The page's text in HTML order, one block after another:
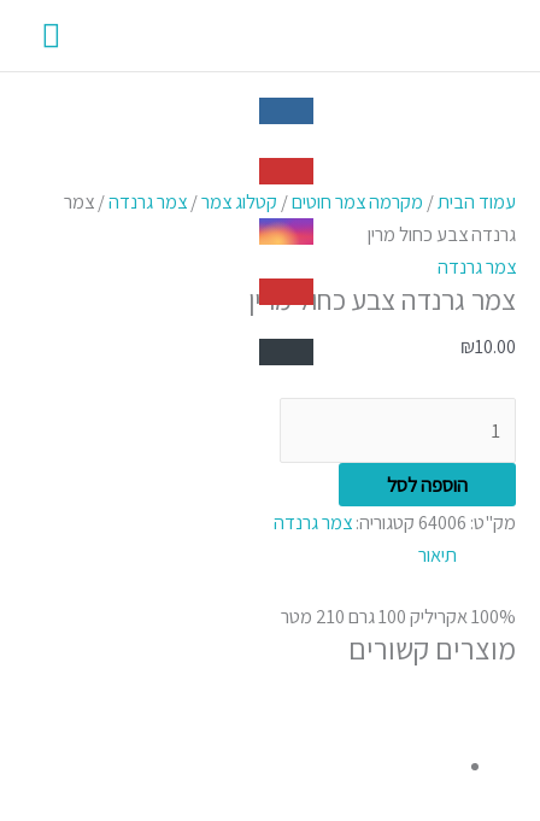
עמוד הבית/ מקרמה צמר חוטים/ קטלוג צמר/צמר גרנדה/ צמר
גרנדה צבע כחול מרין
צמר גרנדה
צמר גרנדה צבע כחול מרין
₪10.00
של
צמר
גרנדה
צבע
מרין
הוספה לסל
מק"ט: 64006 קטגוריה:צמר גרנדה
תיאור
100% אקריליק 100 גרם 210 מטר
מוצרים קשורים